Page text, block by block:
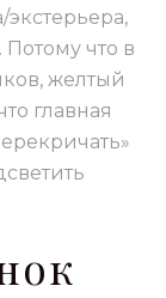
Потому что в
желтый
главная